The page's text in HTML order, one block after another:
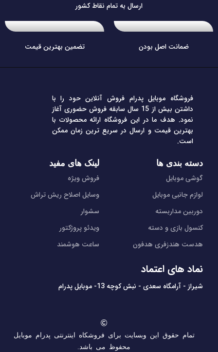
ارسال به تمام نقاط کشور
ضمانت اصل بودن تضمین بهترین قیمت
فروشگاه موبایل پدرام فروش آنلاین حود را با
داشتن بیش از 15 سال سابقه فروش حضوری آغاز
نمود. هدف ما در این فروشگاه ارائه محصولات با
بهترین قیمت و ارسال در سریع ترین زمان ممکن
است.
دسته بندی ها
گوشی موبایل
لوازم جانبی موبایل
دوربین مداربسته
کنسول بازی و دسته
هدست هندزفری هدفون
لینک های مفید
فروش ویژه
وسایل اصلاح ریش تراش
سشوار
ویدئو پروژکتور
ساعت هوشمند
نماد های اعتماد
شیراز - آرامگاه سعدی - نبش کوچه 13- موبایل پدرام
تمام حقوق این وبسایت برای فروشکاه اینترنتی پدرام موبایل
محفوظ می باشد.